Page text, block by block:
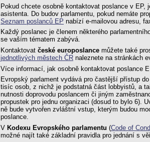
Pokud chcete osobně kontaktovat poslance v
asistenta. Do budov parlamentu, pokud nemáte
Seznam poslanců EP nabízí e-mailovou adresu,
Každý poslanec je členem některého
se vaším tématem zabývá.
Kontaktovat české europoslance můžete také
jednotlivých městech ČR naleznete na stránkách
Více informací, jak osobně kontaktovat poslance
Evropský parlament vydává pro častější přístup
tisíc osob, z nichž je podstatná část lobbyistů, a
nutnosti doprovodu poslancem či jiným
propustek pro jednu organizaci (dosud to bylo 6).
ně bude vytvořen zvláštní vstup, kterým budou
poslance.
V Kodexu Evropského parlamentu (Code of
možné najít také základní pravidla pro jednání s